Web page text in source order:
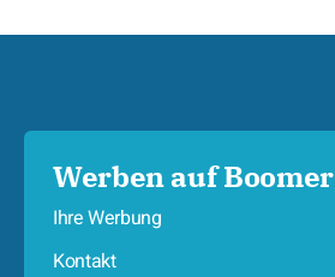
Werben auf Boomer
Ihre Werbung
Kontakt